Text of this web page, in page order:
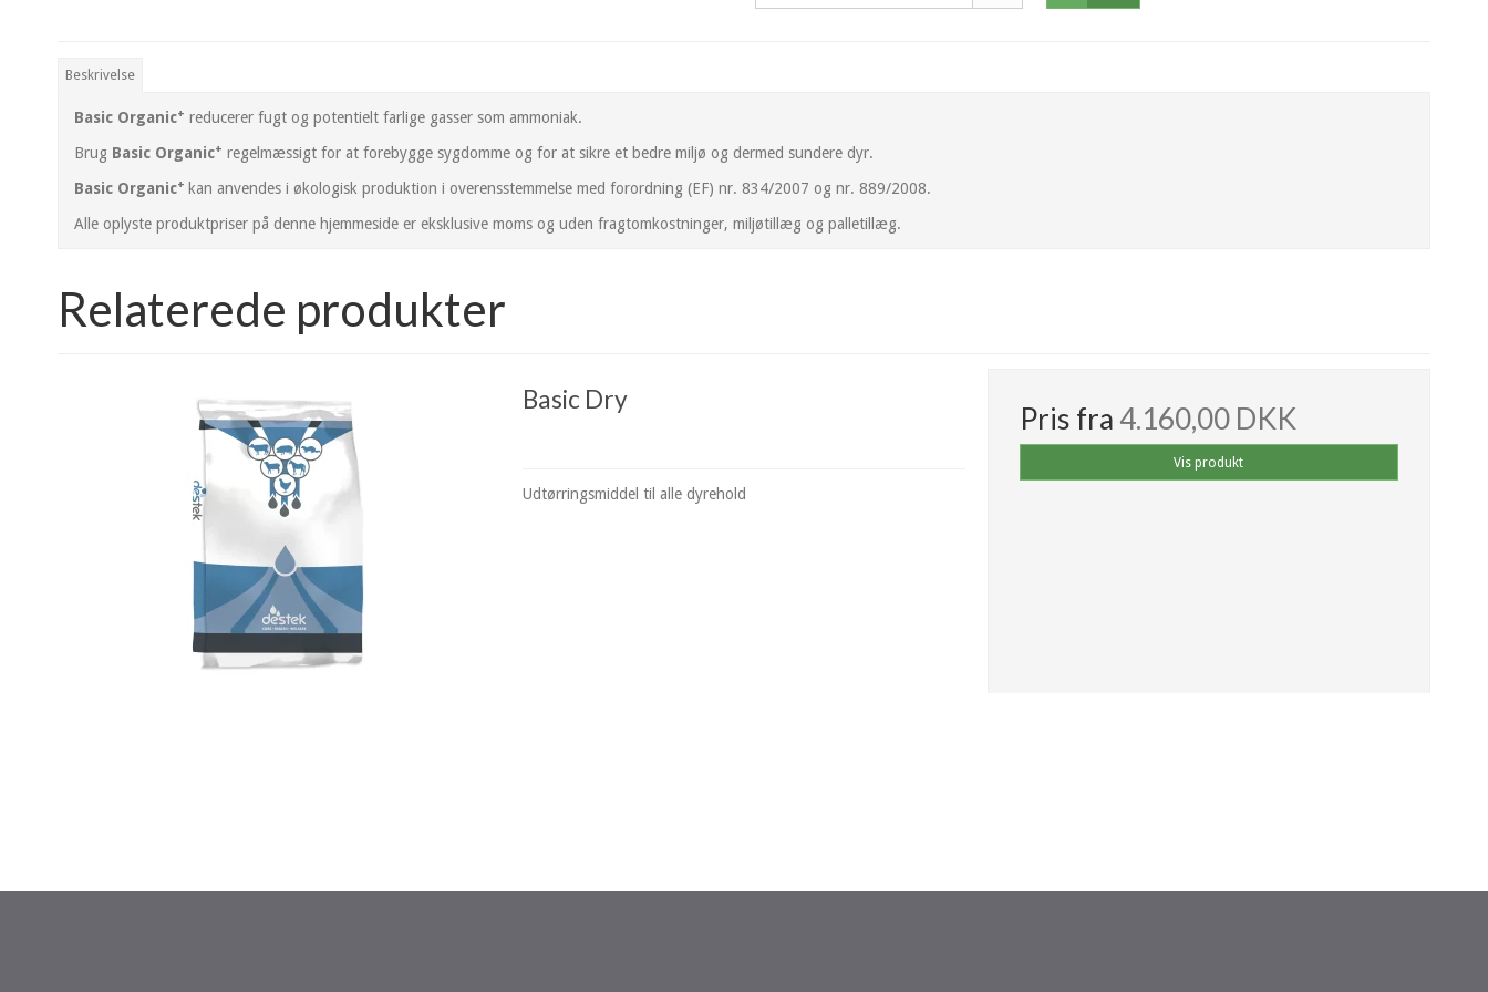
Beskrivelse
Basic Organic+ reducerer fugt og potentielt farlige gasser som ammoniak.
Brug Basic Organic+ regelmæssigt for at forebygge sygdomme og for at sikre et bedre miljø og dermed sundere dyr.
Basic Organic+ kan anvendes i økologisk produktion i overensstemmelse med forordning (EF) nr. 834/2007 og nr. 889/2008.
Alle oplyste produktpriser på denne hjemmeside er eksklusive moms og uden fragtomkostninger, miljøtillæg og palletillæg.
Relaterede produkter
Basic Dry
Udtørringsmiddel til alle dyrehold
Pris fra4.160,00 DKK
Vis produkt